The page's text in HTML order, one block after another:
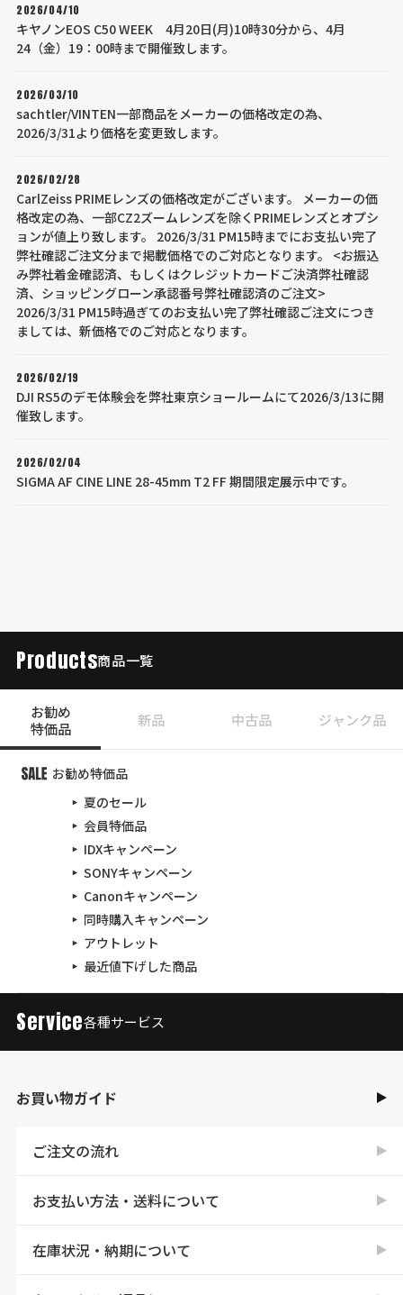
2026/04/10
キヤノンEOS C50 WEEK 4月20日(月)10時30分から、4月
24（金）19：00時まで開催致します。
2026/03/10
sachtler/VINTEN一部商品をメーカーの価格改定の為、
2026/3/31より価格を変更致します。
2026/02/28
CarlZeiss PRIMEレンズの価格改定がございます。 メーカーの価
格改定の為、一部CZ2ズームレンズを除くPRIMEレンズとオプシ
ョンが値上り致します。 2026/3/31 PM15時までにお支払い完了
弊社確認ご注文分まで掲載価格でのご対応となります。 <お振込
み弊社着金確認済、もしくはクレジットカードご決済弊社確認
済、ショッピングローン承認番号弊社確認済のご注文>
2026/3/31 PM15時過ぎてのお支払い完了弊社確認ご注文につき
ましては、新価格でのご対応となります。
2026/02/19
DJI RS5のデモ体験会を弊社東京ショールームにて2026/3/13に開
催致します。
2026/02/04
SIGMA AF CINE LINE 28-45mm T2 FF 期間限定展示中です。
Products商品一覧
お勧め
特価品
新品 中古品 ジャンク品
お勧め特価品
夏のセール
会員特価品
IDXキャンペーン
SONYキャンペーン
Canonキャンペーン
同時購入キャンペーン
アウトレット
最近値下げした商品
Service各種サービス
お買い物ガイド
ご注文の流れ
お支払い方法・送料について
在庫状況・納期について